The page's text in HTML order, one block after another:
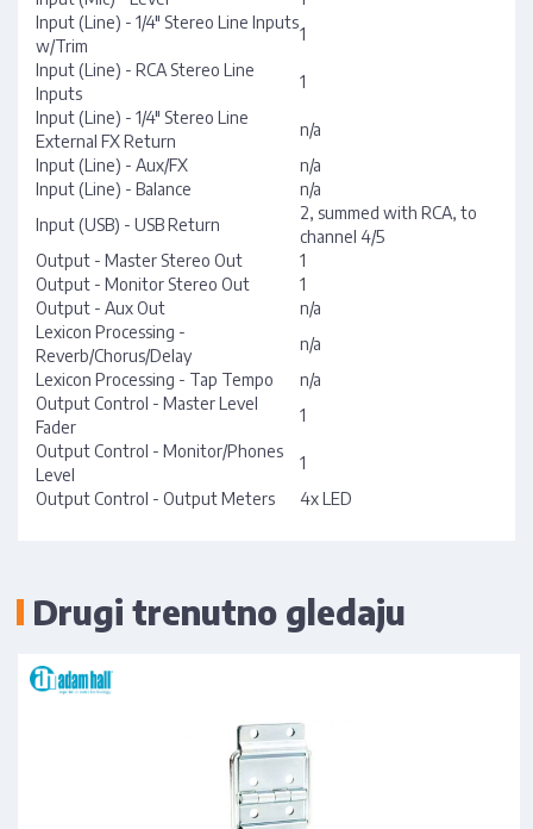
Input (Line) - 1/4" Stereo Line Inputs
w/Trim
1
Input (Line) - RCA Stereo Line
Inputs
1
Input (Line) - 1/4" Stereo Line
External FX Return
n/a
Input (Line) - Aux/FX
n/a
Input (Line) - Balance
n/a
Input (USB) - USB Return
2, summed with RCA, to
channel 4/5
Output - Master Stereo Out
1
Output - Monitor Stereo Out
1
Output - Aux Out
n/a
Lexicon Processing -
Reverb/Chorus/Delay
n/a
Lexicon Processing - Tap Tempo
n/a
Output Control - Master Level
Fader
1
Output Control - Monitor/Phones
Level
1
Output Control - Output Meters
4x LED
Drugi trenutno gledaju